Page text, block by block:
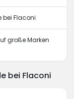
bei Flaconi
große Marken
bei Flaconi